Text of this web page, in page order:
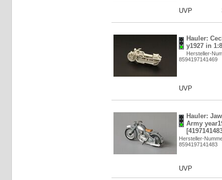
UVP
Hauler:
y1927 in
Hersteller-
8594197141469
UVP
Hauler:
Army
Hersteller-
8594197141483
UVP